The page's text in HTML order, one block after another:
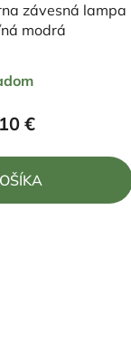
závesná lampa
modrá
hodnotenie
produktu
z
€